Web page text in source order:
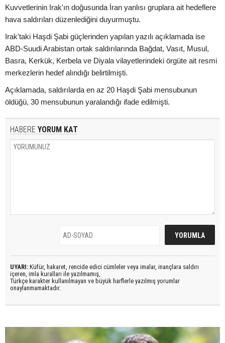
Kuvvetlerinin Irak'ın doğusunda İran yanlısı gruplara ait hedeflere
hava saldırıları düzenlediğini duyurmuştu.
Irak'taki Haşdi Şabi güçlerinden yapılan yazılı açıklamada ise
ABD-Suudi Arabistan ortak saldırılarında Bağdat, Vasıt, Musul,
Basra, Kerkük, Kerbela ve Diyala vilayetlerindeki örgüte ait resmi
merkezlerin hedef alındığı belirtilmişti.
Açıklamada, saldırılarda en az 20 Haşdi Şabi mensubunun
öldüğü, 30 mensubunun yaralandığı ifade edilmişti.
HABERE YORUM KAT
UYARI: Küfür, hakaret, rencide edici cümleler veya imalar, inançlara saldırı
içeren, imla kuralları ile yazılmamış,
Türkçe karakter kullanılmayan ve büyük harflerle yazılmış yorumlar
onaylanmamaktadır.